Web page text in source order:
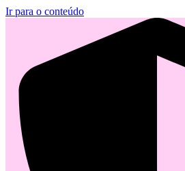
Ir para o conteúdo